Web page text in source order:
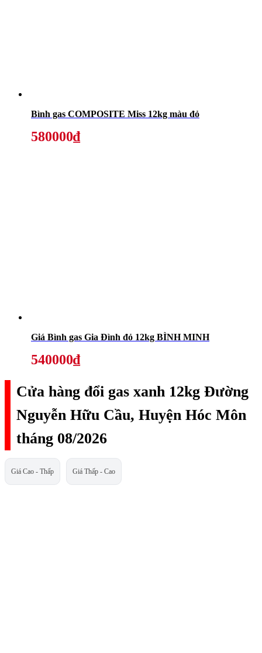
Bình gas COMPOSITE Miss 12kg màu đỏ
580000₫
Giá Bình gas Gia Đình đỏ 12kg BÌNH MINH
540000₫
Cửa hàng đổi gas xanh 12kg Đường
Nguyễn Hữu Cầu, Huyện Hóc Môn
tháng 08/2026
Giá Cao - Thấp Giá Thấp - Cao